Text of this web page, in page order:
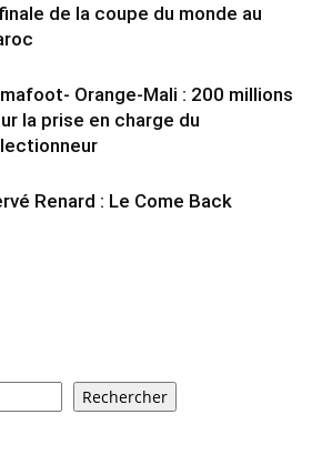
de la coupe du monde au
Orange-Mali : 200 millions
la prise en charge du
Renard : Le Come Back
Rechercher